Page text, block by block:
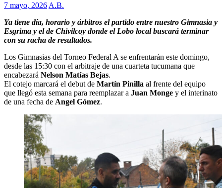
7 mayo, 2026 A.B.
Ya tiene día, horario y árbitros el partido entre nuestro Gimnasia y
Esgrima y el de Chivilcoy donde el Lobo local buscará terminar
con su racha de resultados.
Los Gimnasias del Torneo Federal A se enfrentarán este domingo,
desde las 15:30 con el arbitraje de una cuarteta tucumana que
encabezará Nelson Matías Bejas.
El cotejo marcará el debut de Martín Pinilla al frente del equipo
que llegó esta semana para reemplazar a Juan Monge y el interinato
de una fecha de Angel Gómez.